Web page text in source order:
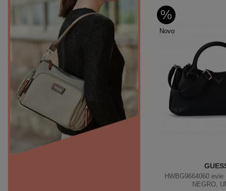
%
Novo
HWBG9664060
NEGRO,